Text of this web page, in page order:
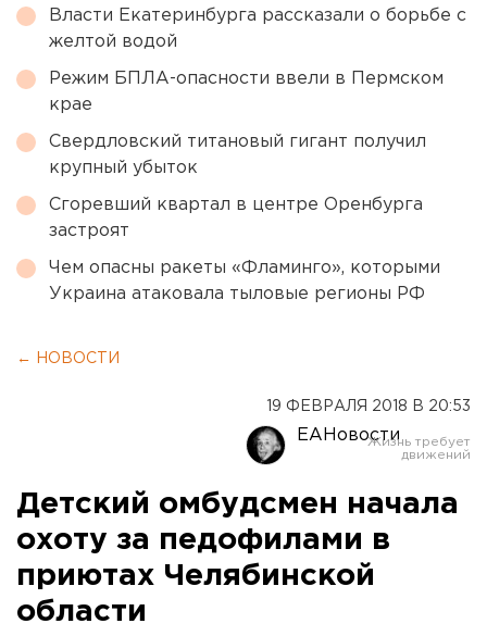
Власти Екатеринбурга рассказали о борьбе с
желтой водой
Режим БПЛА-опасности ввели в Пермском
крае
Свердловский титановый гигант получил
крупный убыток
Сгоревший квартал в центре Оренбурга
застроят
Чем опасны ракеты «Фламинго», которыми
Украина атаковала тыловые регионы РФ
← НОВОСТИ
19 ФЕВРАЛЯ 2018 В 20:53
ЕАНовости
Детский омбудсмен начала
охоту за педофилами в
приютах Челябинской
области